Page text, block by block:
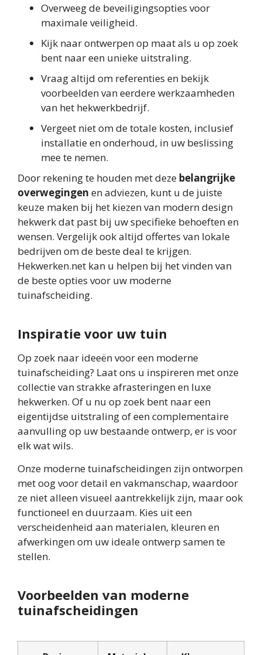
Overweeg de beveiligingsopties voor
maximale veiligheid.
Kijk naar ontwerpen op maat als u op zoek
bent naar een unieke uitstraling.
Vraag altijd om referenties en bekijk
voorbeelden van eerdere werkzaamheden
van het hekwerkbedrijf.
Vergeet niet om de totale kosten, inclusief
installatie en onderhoud, in uw beslissing
mee te nemen.
Door rekening te houden met deze belangrijke
overwegingen en adviezen, kunt u de juiste
keuze maken bij het kiezen van modern design
hekwerk dat past bij uw specifieke behoeften en
wensen. Vergelijk ook altijd offertes van lokale
bedrijven om de beste deal te krijgen.
Hekwerken.net kan u helpen bij het vinden van
de beste opties voor uw moderne
tuinafscheiding.
Inspiratie voor uw tuin
Op zoek naar ideeën voor een moderne
tuinafscheiding? Laat ons u inspireren met onze
collectie van strakke afrasteringen en luxe
hekwerken. Of u nu op zoek bent naar een
eigentijdse uitstraling of een complementaire
aanvulling op uw bestaande ontwerp, er is voor
elk wat wils.
Onze moderne tuinafscheidingen zijn ontworpen
met oog voor detail en vakmanschap, waardoor
ze niet alleen visueel aantrekkelijk zijn, maar ook
functioneel en duurzaam. Kies uit een
verscheidenheid aan materialen, kleuren en
afwerkingen om uw ideale ontwerp samen te
stellen.
Voorbeelden van moderne
tuinafscheidingen